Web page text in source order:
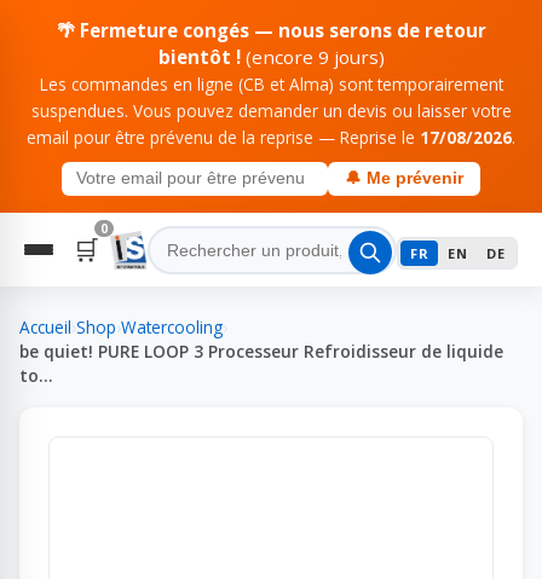
🌴 Fermeture congés — nous serons de retour
bientôt !(encore 9 jours)
Les commandes en ligne (CB et Alma) sont temporairement
suspendues. Vous pouvez demander un devis ou laisser votre
email pour être prévenu de la reprise — Reprise le 17/08/2026.
🔔 Me prévenir
🛒
0
FR EN DE
Accueil Shop Watercooling
be quiet! PURE LOOP 3 Processeur Refroidisseur de liquide
to…